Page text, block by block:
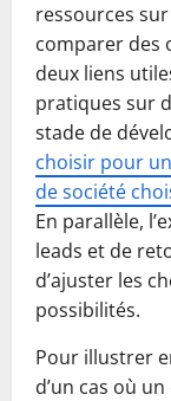
ressources
comparer des
deux liens
pratiques sur
stade de
choisir pour
de société
En parallèle,
leads et de
d’ajuster les
possibilités.
Pour illustrer
d’un cas où